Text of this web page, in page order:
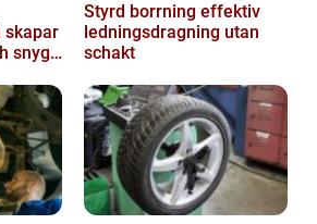
skapar
snygg
Styrd borrning effektiv
ledningsdragning utan
schakt